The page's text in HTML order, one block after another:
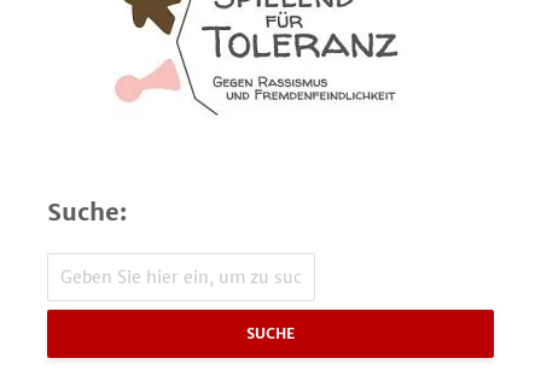
Suche:
SUCHE